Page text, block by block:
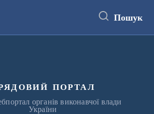
Пошук
портал
органів виконавчої влади
України